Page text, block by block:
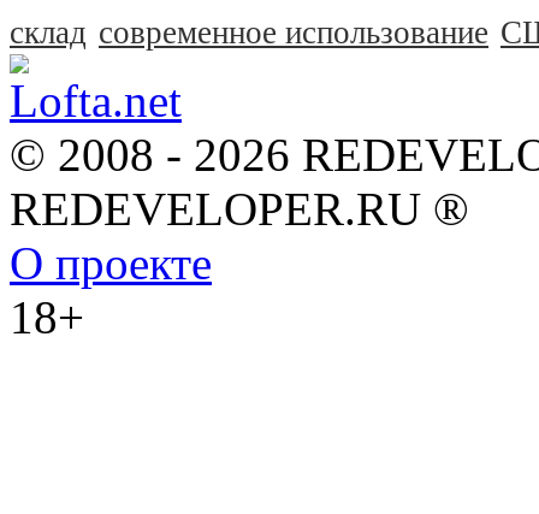
склад современное использование
© 2008 - 2026
REDEVELOPER.RU ®
О проекте
18+